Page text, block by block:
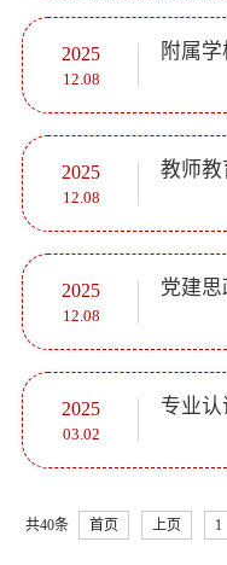
2025
12.08
附属
2025
12.08
教师教
2025
12.08
党建
2025
03.02
专业认
共40条 首页 上页 1